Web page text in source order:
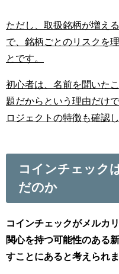
ただし、取扱銘柄が増え
で、銘柄ごとのリスクを
とです。
初心者は、名前を聞いた
題だからという理由だけ
ロジェクトの特徴も確認
コインチェック
だのか
コインチェックがメルカ
関心を持つ可能性のある
すことにあると考えられま